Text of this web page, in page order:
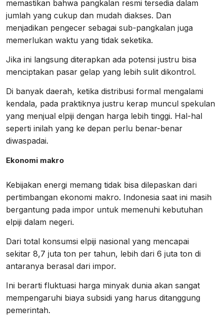
memastikan bahwa pangkalan resmi tersedia dalam
jumlah yang cukup dan mudah diakses. Dan
menjadikan pengecer sebagai sub-pangkalan juga
memerlukan waktu yang tidak seketika.
Jika ini langsung diterapkan ada potensi justru bisa
menciptakan pasar gelap yang lebih sulit dikontrol.
Di banyak daerah, ketika distribusi formal mengalami
kendala, pada praktiknya justru kerap muncul spekulan
yang menjual elpiji dengan harga lebih tinggi. Hal-hal
seperti inilah yang ke depan perlu benar-benar
diwaspadai.
Ekonomi makro
Kebijakan energi memang tidak bisa dilepaskan dari
pertimbangan ekonomi makro. Indonesia saat ini masih
bergantung pada impor untuk memenuhi kebutuhan
elpiji dalam negeri.
Dari total konsumsi elpiji nasional yang mencapai
sekitar 8,7 juta ton per tahun, lebih dari 6 juta ton di
antaranya berasal dari impor.
Ini berarti fluktuasi harga minyak dunia akan sangat
mempengaruhi biaya subsidi yang harus ditanggung
pemerintah.